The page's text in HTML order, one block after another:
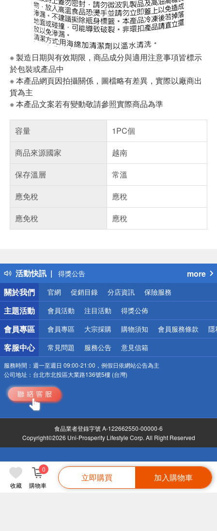
收藏 購物車
0
立即購買 加入購物車
※ 製造日期與有效期限，商品成分與適用注意事項皆標示
於包裝或產品中
※ 本產品網頁因拍攝關係，圖檔略有差異，實際以廠商出
貨為主
※ 本產品文案若有變動敬請參照實際商品為準
容量
1PC個
商品來源國家
越南
保存溫層
常溫
應免稅
應稅
應免稅
應稅
活動快訊
得獎公告
熱門話題
銀行優惠
偏遠地區配送
詐騙網頁！請小心！
more
關於我們
官網 促銷目錄 分店資訊 保險服務
主題活動 會員活動 注目活動 得獎公佈
會員專區 會員專區 大宗採購 購物須知 會員服務條款 隱
客服中心 常見問題 服務公告 意見信箱
服務時間： 週一至週日 09:00-21:00，例假日依網站公告為主
公司地址： 台北市北投區大業路136號5樓 (台灣)
食品業者登錄字號 A-122662550-00000-6
Copyright©2026 Uni-Prosperity Lifestyle Corp. All Right Reserved